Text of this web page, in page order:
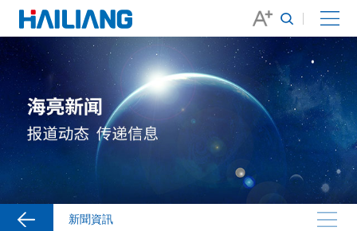
新聞資訊